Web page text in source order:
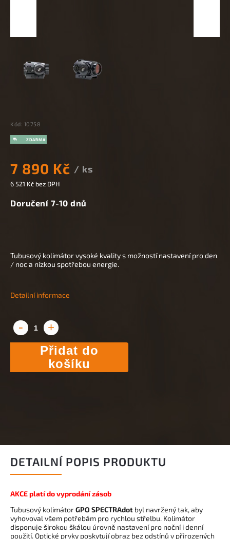
Kód: 10758
7 890 Kč / ks
6 521 Kč bez DPH
Doručení 7-10 dnů
Přidat do
košíku
Tubusový kolimátor vysoké kvality s možností nastavení pro den
/ noc a nízkou spotřebou energie.
Detailní informace
DETAILNÍ POPIS PRODUKTU
AKCE platí do vyprodání zásob
Tubusový kolimátorGPO SPECTRAdot byl navržený tak, aby
vyhovoval všem potřebám pro rychlou střelbu. Kolimátor
disponuje širokou škálou úrovně nastavení pro noční i denní
použití. Optické prvky poskytují obraz bez odstínů v přirozených